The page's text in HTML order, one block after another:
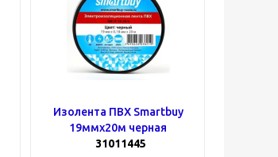
Изолента ПВХ Smartbuy
19ммх20м черная
31011445